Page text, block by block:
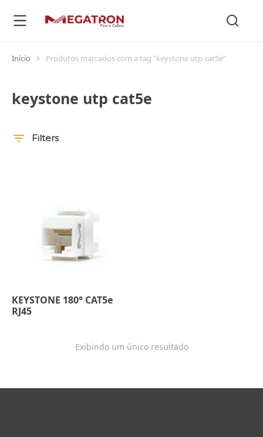
Você está aqui:
Início Produtos marcados com a tag “keystone utp cat5e”
keystone utp cat5e
Filters
KEYSTONE 180° CAT5e
RJ45
Exibindo um único resultado